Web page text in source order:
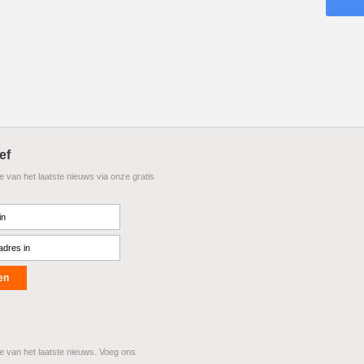
van het laatste nieuws via onze gratis
van het laatste nieuws. Voeg ons